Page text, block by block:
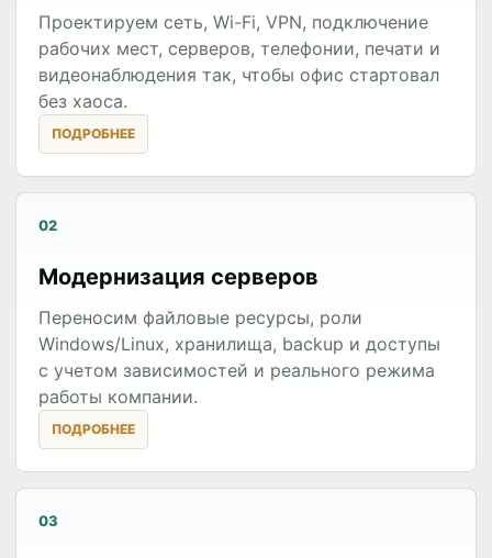
Проектируем сеть, Wi-Fi, VPN, подключение
рабочих мест, серверов, телефонии, печати и
видеонаблюдения так, чтобы офис стартовал
без хаоса.
02
Модернизация серверов
Переносим файловые ресурсы, роли
Windows/Linux, хранилища, backup и доступы
с учетом зависимостей и реального режима
работы компании.
03